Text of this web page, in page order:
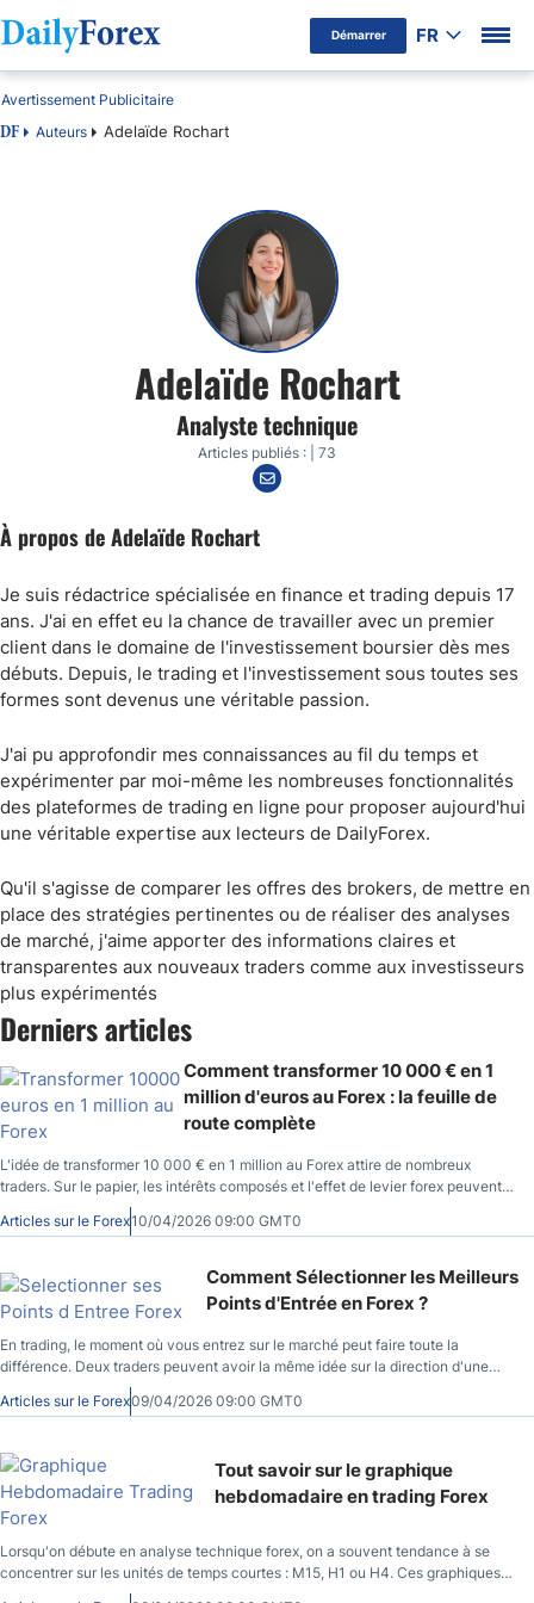
Démarrer FR
DF Auteurs Adelaïde Rochart
Avertissement Publicitaire
Adelaïde Rochart
Analyste technique
Articles publiés : | 73
À propos de Adelaïde Rochart
Je suis rédactrice spécialisée en finance et trading depuis 17
ans. J'ai en effet eu la chance de travailler avec un premier
client dans le domaine de l'investissement boursier dès mes
débuts. Depuis, le trading et l'investissement sous toutes ses
formes sont devenus une véritable passion.
J'ai pu approfondir mes connaissances au fil du temps et
expérimenter par moi-même les nombreuses fonctionnalités
des plateformes de trading en ligne pour proposer aujourd'hui
une véritable expertise aux lecteurs de DailyForex.
Qu'il s'agisse de comparer les offres des brokers, de mettre en
place des stratégies pertinentes ou de réaliser des analyses
de marché, j'aime apporter des informations claires et
transparentes aux nouveaux traders comme aux investisseurs
plus expérimentés
Derniers articles
Comment transformer 10 000 € en 1
million d'euros au Forex : la feuille de
route complète
L'idée de transformer 10 000 € en 1 million au Forex attire de nombreux
traders. Sur le papier, les intérêts composés et l'effet de levier forex peuvent
accélérer la croissance d'un capital. Dans la réalité, passer de 10k à 1M ne
repose pas sur un trade exceptionnel, mais sur un processus long : discipline,
guide, nous allons présenter une feuille de route réaliste pour atteindre cet
objectif ambitieux : les mathématiques derrière le million, les règles
essentielles de money management et les stratégies les plus robustes pour
faire croître un capital de trading sur le long terme.
Articles sur le Forex10/04/2026 09:00 GMT0
Comment Sélectionner les Meilleurs
Points d'Entrée en Forex ?
En trading, le moment où vous entrez sur le marché peut faire toute la
différence. Deux traders peuvent avoir la même idée sur la direction d'une
paire de devises, mais obtenir des résultats très différents simplement parce
que leur point d'entrée forex n'est pas le même. Un point d'entrée correspond
l'achat ou à la vente. Bien le choisir permet d'améliorer le ratio entre le risque
et le potentiel de gain, de placer un stop-loss plus logique et de réduire
l'exposition aux fluctuations inutiles du marché. Sélectionner les points
d'entrée forex ne repose toutefois pas sur une seule technique. Les traders
indicateurs techniques trading à l'analyse price action, en passant par les
actualités trading et l'étude des niveaux de support et résistance et des
Articles sur le Forex09/04/2026 09:00 GMT0
Tout savoir sur le graphique
hebdomadaire en trading Forex
Lorsqu'on débute en analyse technique forex, on a souvent tendance à se
concentrer sur les unités de temps courtes : M15, H1 ou H4. Ces graphiques
montrent beaucoup d'activité, mais ils peuvent aussi créer une impression de